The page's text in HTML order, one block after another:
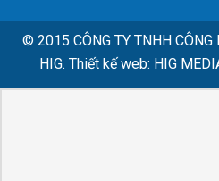
© 2015 CÔNG TY TNHH CÔNG
HIG. Thiết kế web: HIG